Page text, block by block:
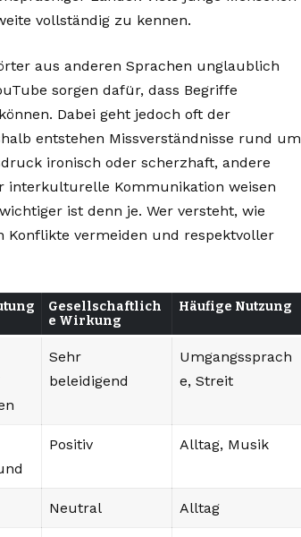
vollständig zu kennen.
aus anderen Sprachen unglaublich
sorgen dafür, dass Begriffe
Dabei geht jedoch oft der
entstehen Missverständnisse rund um
ironisch oder scherzhaft, andere
interkulturelle Kommunikation weisen
ist denn je. Wer versteht, wie
vermeiden und respektvoller
Gesellschaftlich
e Wirkung
Häufige Nutzung
Sehr
beleidigend
Umgangssprach
e, Streit
Positiv Alltag, Musik
Neutral Alltag